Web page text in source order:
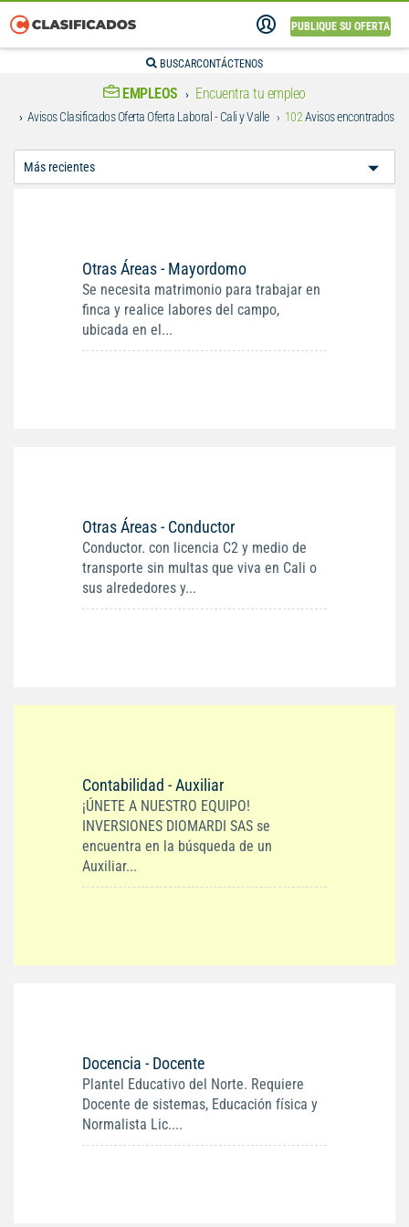
PUBLIQUE SU OFERTA
BUSCARCONTÁCTENOS
EMPLEOS Encuentra tu empleo
Avisos Clasificados Oferta Oferta Laboral - Cali y Valle 102Avisos encontrados
Otras Áreas - Mayordomo
Se necesita matrimonio para trabajar en
finca y realice labores del campo,
ubicada en el...
Otras Áreas - Conductor
Conductor. con licencia C2 y medio de
transporte sin multas que viva en Cali o
sus alrededores y...
Contabilidad - Auxiliar
¡ÚNETE A NUESTRO EQUIPO!
INVERSIONES DIOMARDI SAS se
encuentra en la búsqueda de un
Auxiliar...
Docencia - Docente
Plantel Educativo del Norte. Requiere
Docente de sistemas, Educación física y
Normalista Lic....